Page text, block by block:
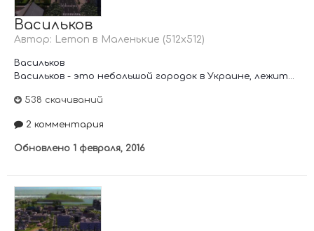
Васильков
Автор: Lemon в Маленькие (512х512)
Васильков
Васильков - это небольшой городок в Украине, лежит...
538 скачиваний
2 комментария
Обновлено 1 февраля, 2016